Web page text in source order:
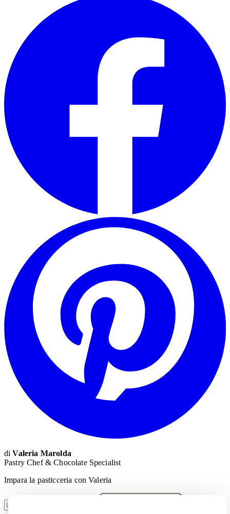
diValeria Marolda
Pastry Chef & Chocolate Specialist
Impara la pasticceria con Valeria